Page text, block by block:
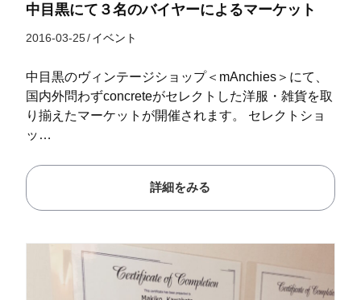
中目黒にて３名のバイヤーによるマーケット
2016-03-25/イベント
中目黒のヴィンテージショップ＜mAnchies＞にて、
国内外問わずconcreteがセレクトした洋服・雑貨を取
り揃えたマーケットが開催されます。 セレクトショ
ッ…
詳細をみる